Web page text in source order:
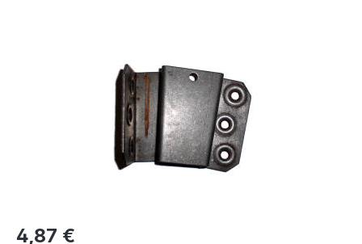
Regulärer Preis:
4,87 €